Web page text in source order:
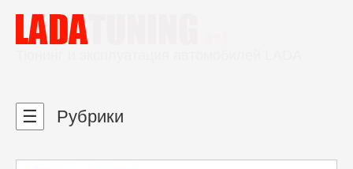
☰ Рубрики